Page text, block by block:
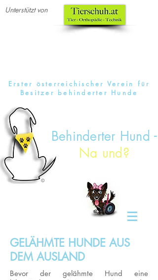
Unterstützt von
Erster österreichischer Verein für
Besitzer behinderter Hunde
Behinderter Hund -
Na und?
GELÄHMTE HUNDE AUS
DEM AUSLAND
Bevor der gelähmte Hund eine